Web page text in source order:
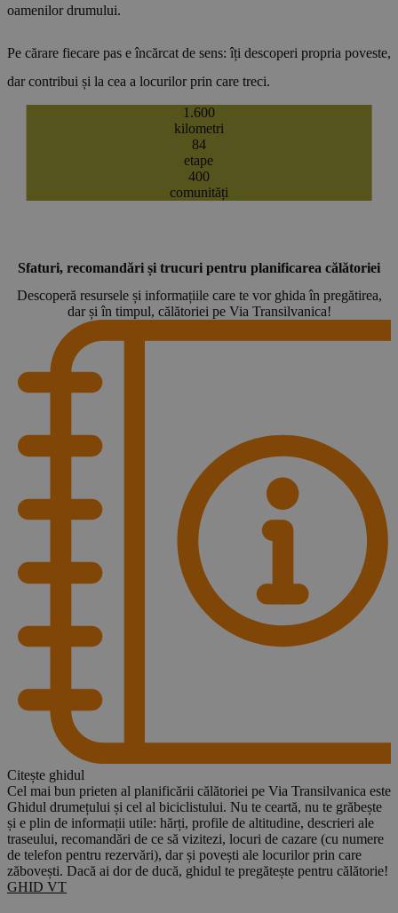
oamenilor drumului.
Pe cărare fiecare pas e încărcat de sens: îți descoperi propria poveste,
dar contribui și la cea a locurilor prin care treci.
AFLĂ MAI MULTE
1.600
kilometri
84
etape
400
comunități
Sfaturi, recomandări și trucuri pentru planificarea călătoriei
Descoperă resursele și informațiile care te vor ghida în pregătirea,
dar și în timpul, călătoriei pe Via Transilvanica!
Citește ghidul
Cel mai bun prieten al planificării călătoriei pe Via Transilvanica este
Ghidul drumețului și cel al biciclistului. Nu te ceartă, nu te grăbește
și e plin de informații utile: hărți, profile de altitudine, descrieri ale
traseului, recomandări de ce să vizitezi, locuri de cazare (cu numere
de telefon pentru rezervări), dar și povești ale locurilor prin care
zăbovești. Dacă ai dor de ducă, ghidul te pregătește pentru călătorie!
GHID VT